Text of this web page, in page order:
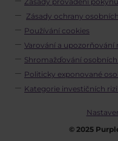
Zásady ochrany
Používání cookies
Varování a upozorňování
Shromažďování
Politicky exponované
Kategorie investičních
© 2025